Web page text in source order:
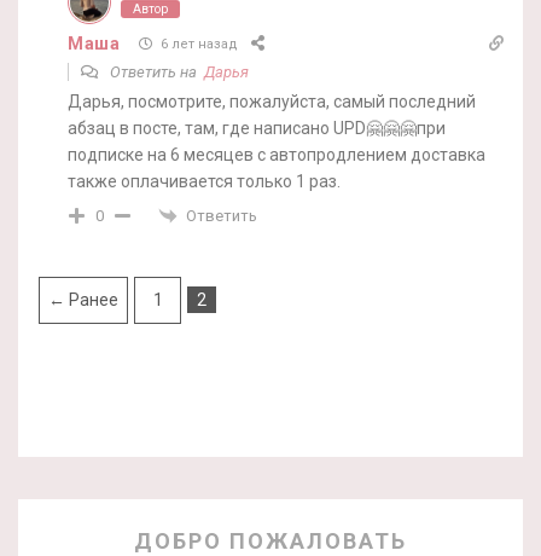
Автор
Маша 6 лет назад
Ответить на Дарья
Дарья, посмотрите, пожалуйста, самый последний
абзац в посте, там, где написано UPD🤗🤗🤗при
подписке на 6 месяцев с автопродлением доставка
также оплачивается только 1 раз.
0 Ответить
← Ранее 1 2
ДОБРО ПОЖАЛОВАТЬ